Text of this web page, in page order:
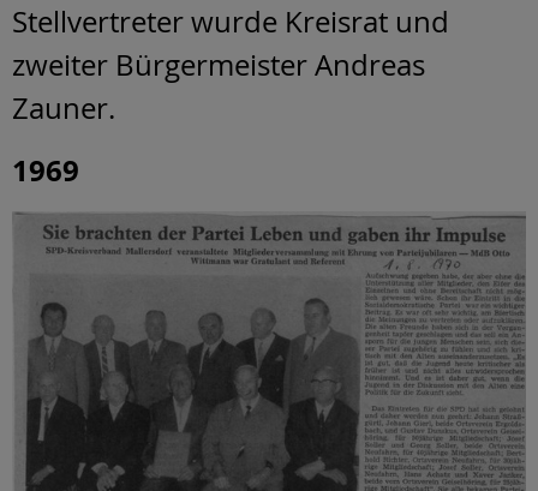
Stellvertreter wurde Kreisrat und
zweiter Bürgermeister Andreas
Zauner.
1969